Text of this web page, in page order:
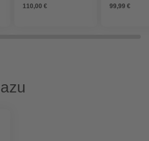
110,00 € 99,99 €